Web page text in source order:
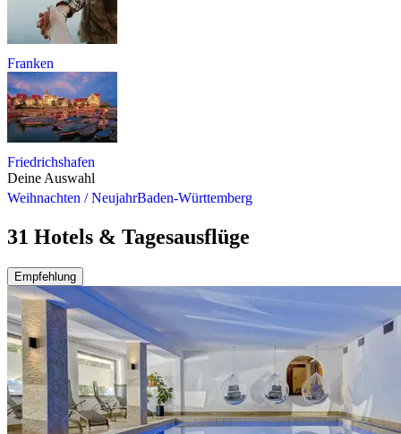
Franken
Friedrichshafen
Deine Auswahl
Weihnachten / NeujahrBaden-Württemberg
31 Hotels & Tagesausflüge
Empfehlung